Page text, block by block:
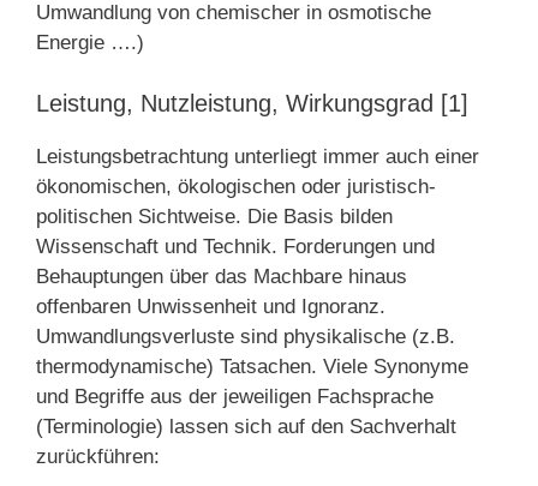
Umwandlung von chemischer in osmotische
Energie ….)
Leistung, Nutzleistung, Wirkungsgrad [1]
Leistungsbetrachtung unterliegt immer auch einer
ökonomischen, ökologischen oder juristisch-
politischen Sichtweise. Die Basis bilden
Wissenschaft und Technik. Forderungen und
Behauptungen über das Machbare hinaus
offenbaren Unwissenheit und Ignoranz.
Umwandlungsverluste sind physikalische (z.B.
thermodynamische) Tatsachen. Viele Synonyme
und Begriffe aus der jeweiligen Fachsprache
(Terminologie) lassen sich auf den Sachverhalt
zurückführen: